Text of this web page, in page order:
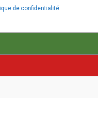
de confidentialité.